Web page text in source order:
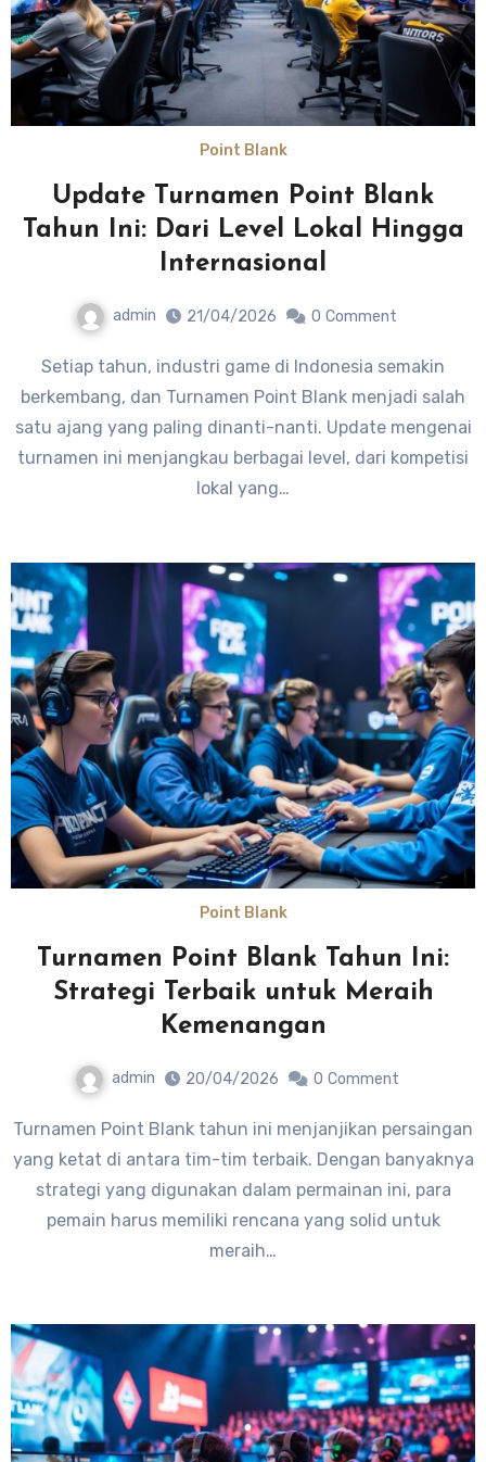
Point Blank
Update Turnamen Point Blank
Tahun Ini: Dari Level Lokal Hingga
Internasional
admin 21/04/2026 0 Comment
Setiap tahun, industri game di Indonesia semakin
berkembang, dan Turnamen Point Blank menjadi salah
satu ajang yang paling dinanti-nanti. Update mengenai
turnamen ini menjangkau berbagai level, dari kompetisi
lokal yang…
Point Blank
Turnamen Point Blank Tahun Ini:
Strategi Terbaik untuk Meraih
Kemenangan
admin 20/04/2026 0 Comment
Turnamen Point Blank tahun ini menjanjikan persaingan
yang ketat di antara tim-tim terbaik. Dengan banyaknya
strategi yang digunakan dalam permainan ini, para
pemain harus memiliki rencana yang solid untuk
meraih…